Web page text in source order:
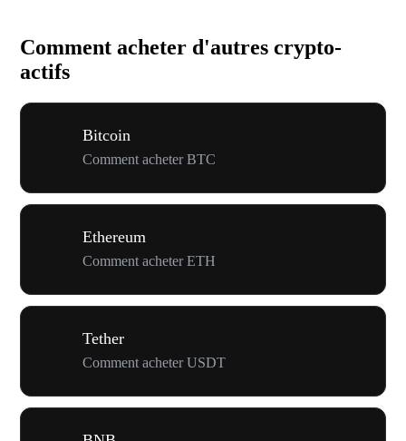
Comment acheter d'autres crypto-
actifs
Bitcoin
Comment acheter BTC
Ethereum
Comment acheter ETH
Tether
Comment acheter USDT